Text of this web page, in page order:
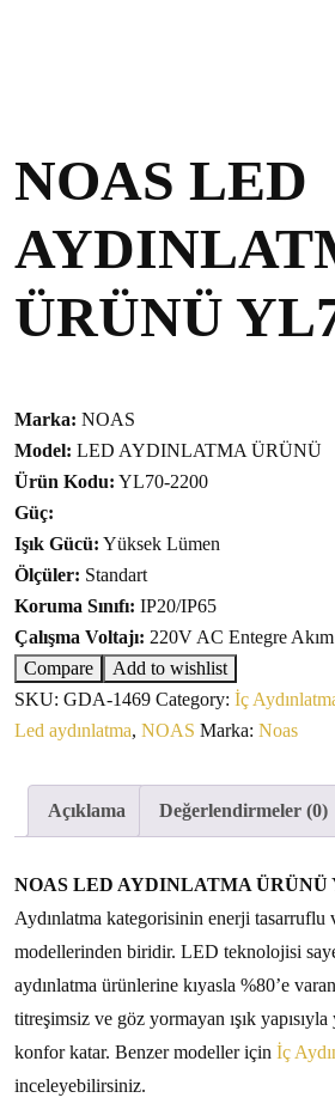
NOAS LED
ÜRÜNÜ
Marka: NOAS
Model: LED AYDINLATMA ÜRÜNÜ
Ürün Kodu: YL70-2200
Güç:
Işık Gücü: Yüksek Lümen
Ölçüler: Standart
Koruma Sınıfı: IP20/IP65
Çalışma Voltajı: 220V AC Entegre
Compare
Add to wishlist
SKU: GDA-1469 Category: İç
Led aydınlatma, NOAS Marka: Noas
Açıklama Değerlendirmeler (0)
NOAS LED AYDINLATMA ÜRÜNÜ
Aydınlatma kategorisinin enerji tasarruflu
modellerinden biridir. LED teknolojisi
aydınlatma ürünlerine kıyasla %80’e
titreşimsiz ve göz yormayan ışık yapısıyla
konfor katar. Benzer modeller için İç
inceleyebilirsiniz.